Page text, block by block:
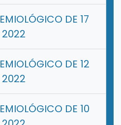
DE 17
2022
DE 12
2022
DE 10